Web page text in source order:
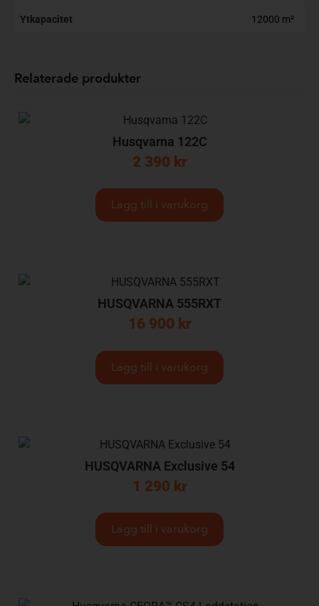
Ytkapacitet 12000 m²
Relaterade produkter
Husqvarna 122C
2 390 kr
Lägg till i varukorg
HUSQVARNA 555RXT
16 900 kr
Lägg till i varukorg
HUSQVARNA Exclusive 54
1 290 kr
Lägg till i varukorg